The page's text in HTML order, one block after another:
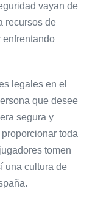
vayan de
recursos de
enfrentando
legales en el
que desee
segura y
toda
tomen
una cultura de